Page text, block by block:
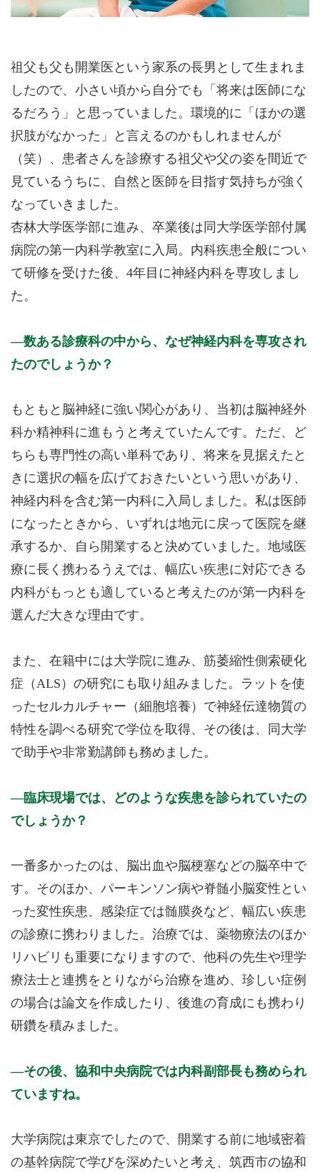
祖父も父も開業医という家系の長男として生まれま
したので、小さい頃から自分でも「将来は医師にな
るだろう」と思っていました。環境的に「ほかの選
択肢がなかった」と言えるのかもしれませんが
（笑）、患者さんを診療する祖父や父の姿を間近で
見ているうちに、自然と医師を目指す気持ちが強く
なっていきました。
杏林大学医学部に進み、卒業後は同大学医学部付属
病院の第一内科学教室に入局。内科疾患全般につい
て研修を受けた後、4年目に神経内科を専攻しまし
た。
数ある診療科の中から、なぜ神経内科を専攻され
たのでしょうか？
もともと脳神経に強い関心があり、当初は脳神経外
科か精神科に進もうと考えていたんです。ただ、ど
ちらも専門性の高い単科であり、将来を見据えたと
きに選択の幅を広げておきたいという思いがあり、
神経内科を含む第一内科に入局しました。私は医師
になったときから、いずれは地元に戻って医院を継
承するか、自ら開業すると決めていました。地域医
療に長く携わるうえでは、幅広い疾患に対応できる
内科がもっとも適していると考えたのが第一内科を
選んだ大きな理由です。
また、在籍中には大学院に進み、筋萎縮性側索硬化
症（ALS）の研究にも取り組みました。ラットを使
ったセルカルチャー（細胞培養）で神経伝達物質の
特性を調べる研究で学位を取得、その後は、同大学
で助手や非常勤講師も務めました。
臨床現場では、どのような疾患を診られていたの
でしょうか？
一番多かったのは、脳出血や脳梗塞などの脳卒中で
す。そのほか、パーキンソン病や脊髄小脳変性とい
った変性疾患、感染症では髄膜炎など、幅広い疾患
の診療に携わりました。治療では、薬物療法のほか
リハビリも重要になりますので、他科の先生や理学
療法士と連携をとりながら治療を進め、珍しい症例
の場合は論文を作成したり、後進の育成にも携わり
研鑽を積みました。
その後、協和中央病院では内科副部長も務められ
ていますね。
大学病院は東京でしたので、開業する前に地域密着
の基幹病院で学びを深めたいと考え、筑西市の協和